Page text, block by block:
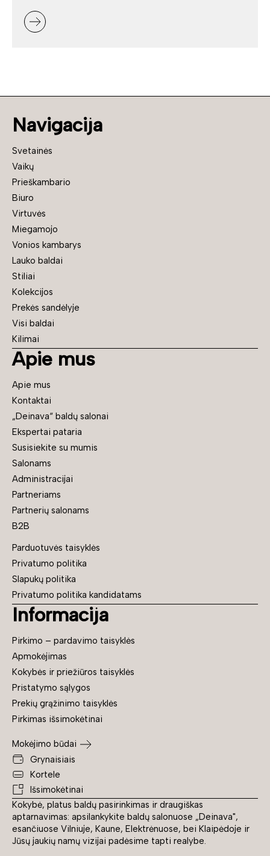
Kokybė, platus baldų pasirinkimas ir draugiškas
aptarnavimas: apsilankykite baldų salonuose „Deinava",
esančiuose Vilniuje, Kaune, Elektrėnuose, bei Klaipėdoje ir
Jūsų jaukių namų vizijai padėsime tapti realybe.
Navigacija
Svetainės
Vaikų
Prieškambario
Biuro
Virtuvės
Miegamojo
Vonios kambarys
Lauko baldai
Stiliai
Kolekcijos
Prekės sandėlyje
Visi baldai
Kilimai
Apie mus
Apie mus
Kontaktai
„Deinava“ baldų salonai
Ekspertai pataria
Susisiekite su mumis
Salonams
Administracijai
Partneriams
Partnerių salonams
B2B
Parduotuvės taisyklės
Privatumo politika
Slapukų politika
Privatumo politika kandidatams
Informacija
Pirkimo – pardavimo taisyklės
Apmokėjimas
Kokybės ir priežiūros taisyklės
Pristatymo sąlygos
Prekių grąžinimo taisyklės
Pirkimas išsimokėtinai
Mokėjimo būdai
Grynaisiais
Kortele
Išsimokėtinai